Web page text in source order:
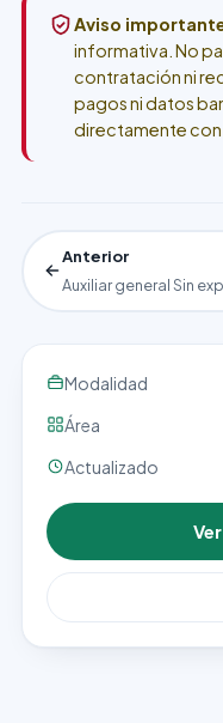
Aviso
informativa. No
contratación ni
pagos ni datos
directamente con
Anterior
Auxiliar general Sin
Modalidad
Área
Actualizado